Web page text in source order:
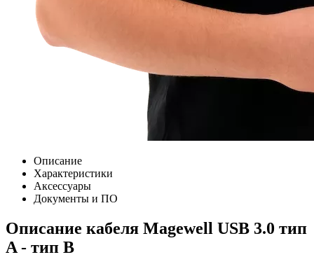
Описание
Характеристики
Аксессуары
Документы и ПО
Описание кабеля Magewell USB 3.0 тип
A - тип B